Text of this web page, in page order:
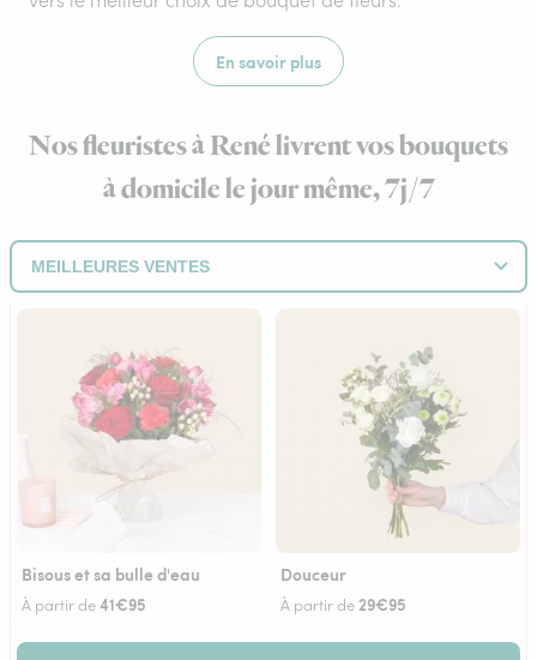
En savoir plus
Nos fleuristes à René livrent vos bouquets
à domicile le jour même, 7j/7
Bisous et sa bulle d'eau
À partir de41€95
Douceur
À partir de 29€95